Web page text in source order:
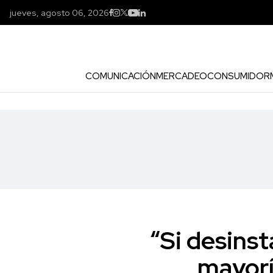
jueves, agosto 06, 2026
COMUNICACIÓNMERCADEOCONSUMIDOR
“Si